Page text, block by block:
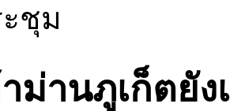
ชุม
ม่านภูเก็ตยัง